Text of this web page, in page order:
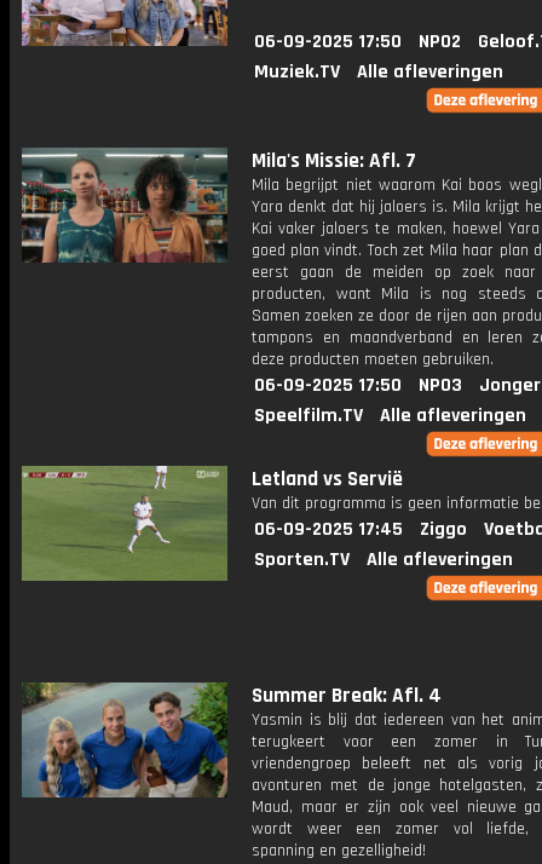
06-09-2025 17:50 NPO2
Muziek.TV
Alle afleveringen
Mila's Missie: Afl. 7
Mila begrijpt niet waarom Kai boos
Yara denkt dat hij jaloers is. Mila krijgt
Kai vaker jaloers te maken, hoewel
goed plan vindt. Toch zet Mila haar plan
eerst gaan de meiden op zoek naar
producten, want Mila is nog steeds
Samen zoeken ze door de rijen aan
tampons en maandverband en leren
deze producten moeten gebruiken.
06-09-2025 17:50 NPO3
Speelfilm.TV
Alle afleveringen
Letland vs Servië
Van dit programma is geen informatie
06-09-2025 17:45 Ziggo
Sporten.TV
Alle afleveringen
Summer Break: Afl. 4
Yasmin is blij dat iedereen van het
terugkeert voor een zomer in
vriendengroep beleeft net als vorig
avonturen met de jonge hotelgasten,
Maud, maar er zijn ook veel nieuwe
wordt weer een zomer vol liefde,
spanning en gezelligheid!